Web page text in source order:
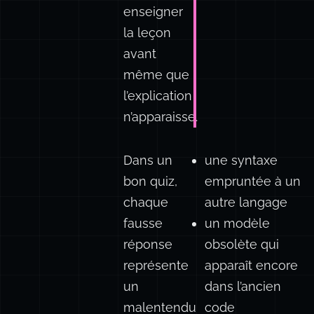
de
réponses
peut
enseigner
la leçon
avant
l’explication
n’apparaisse.
Dans un
bon quiz,
chaque
fausse
réponse
une syntaxe
empruntée à un
autre langage
un modèle
obsolète qui